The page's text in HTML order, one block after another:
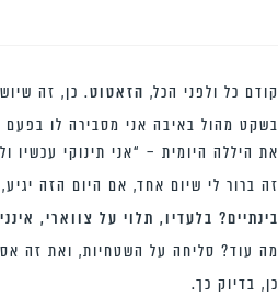
קודם כל ולפני הכל, הזאטוט. כן, זה
בשקט מהול באיבה אני מסבירה לו בפעם
את היללה היומית – “אני תינוקי עכשיו
זה ברור לי שיום אחד, אם היום הזה יגיע, אלך לי חופשיה
בינתיים? בלעדיו, תלוי על צווארי,
מה עוד? סליחה על השטחיות, ואת זה
כן, בדיוק כך.